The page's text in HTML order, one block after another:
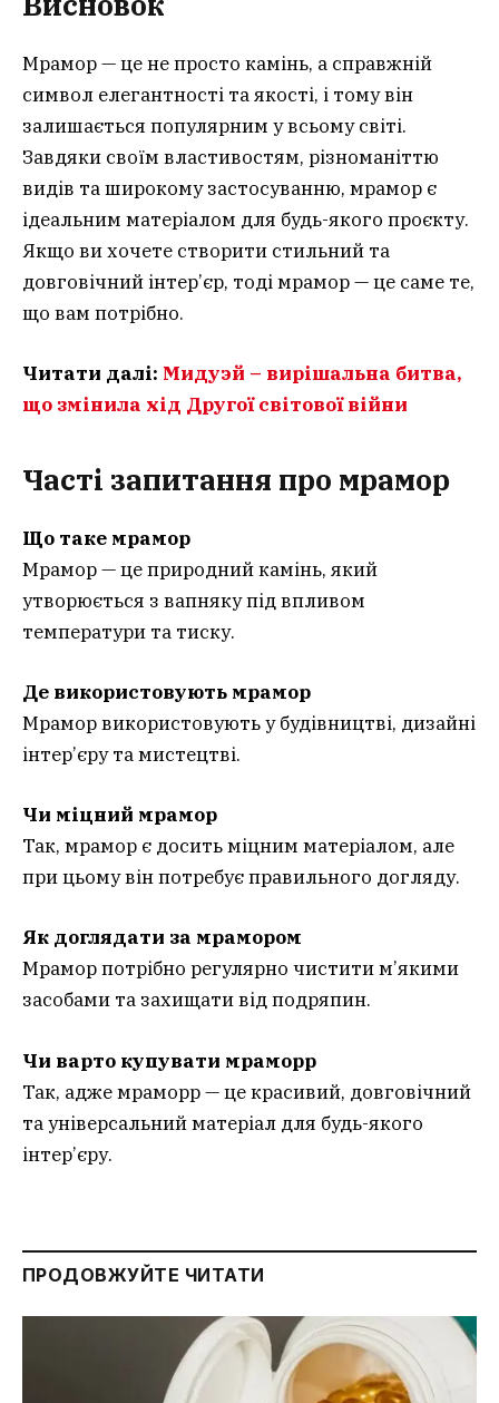
Мрамор — це не просто камінь, а справжній
символ елегантності та якості, і тому він
залишається популярним у всьому світі.
Завдяки своїм властивостям, різноманіттю
видів та широкому застосуванню, мрамор є
ідеальним матеріалом для будь-якого проєкту.
Якщо ви хочете створити стильний та
довговічний інтер’єр, тоді мрамор — це саме те,
що вам потрібно.
Читати далі: Мидуэй – вирішальна битва,
що змінила хід Другої світової війни
Часті запитання про мрамор
Що таке мрамор
Мрамор — це природний камінь, який
утворюється з вапняку під впливом
температури та тиску.
Де використовують мрамор
Мрамор використовують у будівництві, дизайні
інтер’єру та мистецтві.
Чи міцний мрамор
Так, мрамор є досить міцним матеріалом, але
при цьому він потребує правильного догляду.
Як доглядати за мрамором
Мрамор потрібно регулярно чистити м’якими
засобами та захищати від подряпин.
Чи варто купувати мраморр
Так, адже мраморр — це красивий, довговічний
та універсальний матеріал для будь-якого
інтер’єру.
ПРОДОВЖУЙТЕ ЧИТАТИ